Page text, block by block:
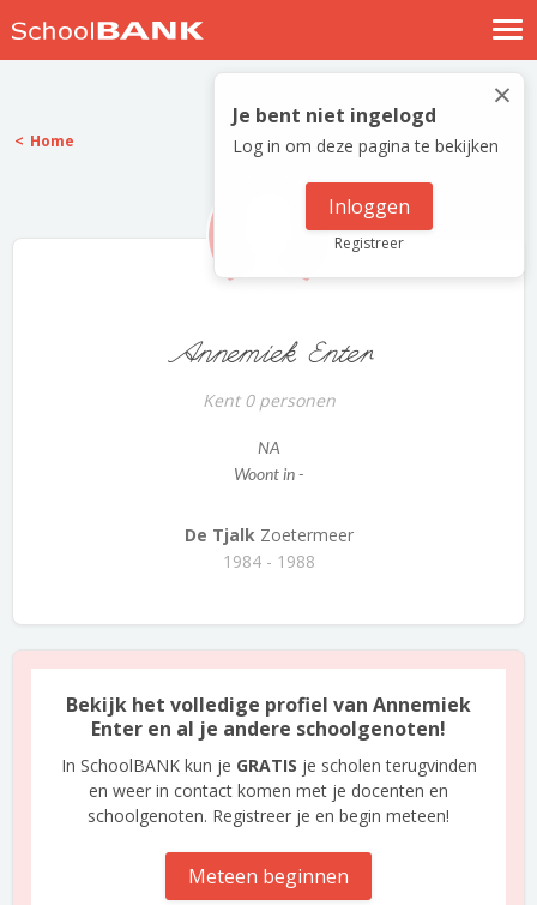
Nostalgische verhalen
Log in
Meld je gratis aan
×
Je bent niet ingelogd
Log in om deze pagina te bekijken
Inloggen
Registreer
Home
Annemiek Enter
Kent 0 personen
NA
Woont in -
De TjalkZoetermeer
1984 - 1988
Bekijk het volledige profiel van Annemiek
Enter en al je andere schoolgenoten!
In SchoolBANK kun je GRATIS je scholen terugvinden
en weer in contact komen met je docenten en
schoolgenoten. Registreer je en begin meteen!
Meteen beginnen